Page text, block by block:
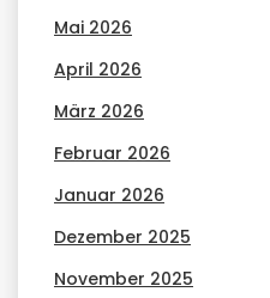
Mai 2026
April 2026
März 2026
Februar 2026
Januar 2026
Dezember 2025
November 2025